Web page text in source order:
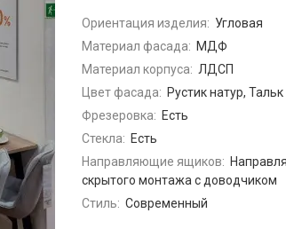
Ориентация изделия: Угловая
Материал фасада: МДФ
Материал корпуса: ЛДСП
Цвет фасада: Рустик натур, Тальк
Фрезеровка: Есть
Стекла: Есть
Направляющие ящиков:
скрытого монтажа с доводчиком
Стиль: Современный